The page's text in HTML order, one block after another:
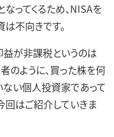
ってくるため、NISAを
不向きです。
が非課税というのは
のように、買った株を何
い個人投資家であって
回はご紹介していきま